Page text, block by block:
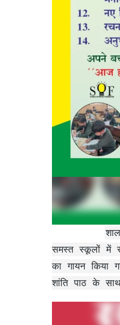
समस्त स्कूलों में
का गायन किया
शांति पाठ के